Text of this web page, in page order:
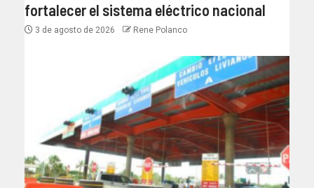
fortalecer el sistema eléctrico nacional
3 de agosto de 2026 Rene Polanco